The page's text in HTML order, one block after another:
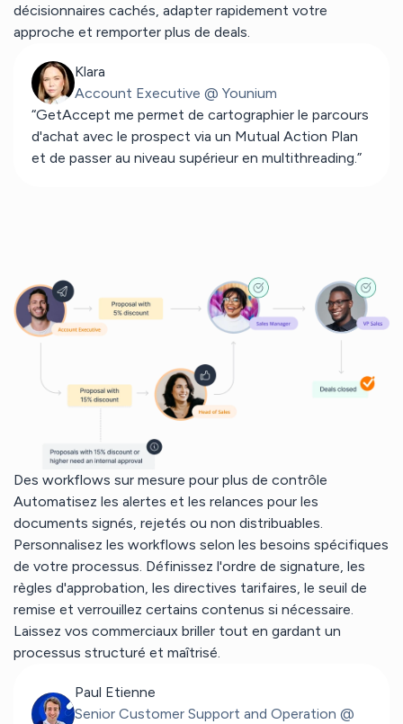
décisionnaires cachés, adapter rapidement votre
approche et remporter plus de deals.
Klara
Account Executive @ Younium
“GetAccept me permet de cartographier le parcours
d'achat avec le prospect via un Mutual Action Plan
et de passer au niveau supérieur en multithreading.”
Des workflows sur mesure pour plus de contrôle
Automatisez les alertes et les relances pour les
documents signés, rejetés ou non distribuables.
Personnalisez les workflows selon les besoins spécifiques
de votre processus. Définissez l'ordre de signature, les
règles d'approbation, les directives tarifaires, le seuil de
remise et verrouillez certains contenus si nécessaire.
Laissez vos commerciaux briller tout en gardant un
processus structuré et maîtrisé.
Paul Etienne
Senior Customer Support and Operation @